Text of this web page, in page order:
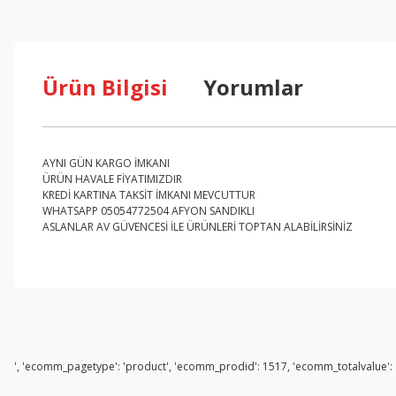
Ürün Bilgisi Yorumlar
AYNI GÜN KARGO İMKANI
ÜRÜN HAVALE FİYATIMIZDIR
KREDİ KARTINA TAKSİT İMKANI MEVCUTTUR
WHATSAPP 05054772504 AFYON SANDIKLI
ASLANLAR AV GÜVENCESİ İLE ÜRÜNLERİ TOPTAN ALABİLİRSİNİZ
', 'ecomm_pagetype': 'product', 'ecomm_prodid': 1517, 'ecomm_totalvalue':